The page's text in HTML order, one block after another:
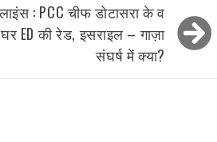
: PCC चीफ डोटासरा के व
ED की रेड, इसराइल – गाज़ा
संघर्ष में क्या?